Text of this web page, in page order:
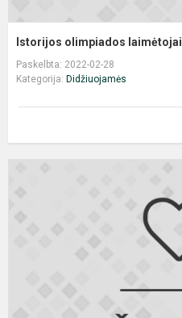
Istorijos olimpiados laimėtojai
Paskelbta: 2022-02-28
Kategorija: Didžiuojamės